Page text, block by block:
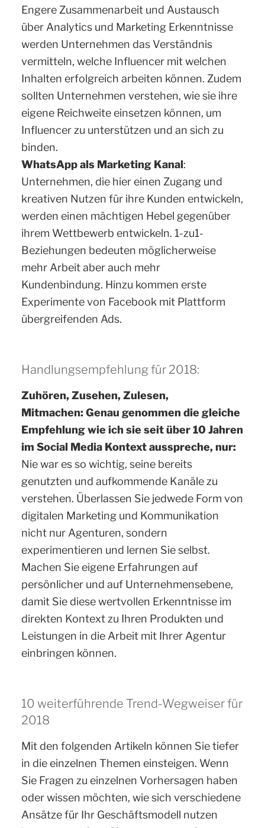
Engere Zusammenarbeit und Austausch
über Analytics und Marketing Erkenntnisse
werden Unternehmen das Verständnis
vermitteln, welche Influencer mit welchen
Inhalten erfolgreich arbeiten können. Zudem
sollten Unternehmen verstehen, wie sie ihre
eigene Reichweite einsetzen können, um
Influencer zu unterstützen und an sich zu
binden.
WhatsApp als Marketing Kanal:
Unternehmen, die hier einen Zugang und
kreativen Nutzen für ihre Kunden entwickeln,
werden einen mächtigen Hebel gegenüber
ihrem Wettbewerb entwickeln. 1-zu1-
Beziehungen bedeuten möglicherweise
mehr Arbeit aber auch mehr
Kundenbindung. Hinzu kommen erste
Experimente von Facebook mit Plattform
übergreifenden Ads.
Handlungsempfehlung für 2018:
Zuhören, Zusehen, Zulesen,
Mitmachen: Genau genommen die gleiche
Empfehlung wie ich sie seit über 10 Jahren
im Social Media Kontext ausspreche, nur:
Nie war es so wichtig, seine bereits
genutzten und aufkommende Kanäle zu
verstehen. Überlassen Sie jedwede Form von
digitalen Marketing und Kommunikation
nicht nur Agenturen, sondern
experimentieren und lernen Sie selbst.
Machen Sie eigene Erfahrungen auf
persönlicher und auf Unternehmensebene,
damit Sie diese wertvollen Erkenntnisse im
direkten Kontext zu Ihren Produkten und
Leistungen in die Arbeit mit Ihrer Agentur
einbringen können.
10 weiterführende Trend-Wegweiser für
2018
Mit den folgenden Artikeln können Sie tiefer
in die einzelnen Themen einsteigen. Wenn
Sie Fragen zu einzelnen Vorhersagen haben
oder wissen möchten, wie sich verschiedene
Ansätze für Ihr Geschäftsmodell nutzen